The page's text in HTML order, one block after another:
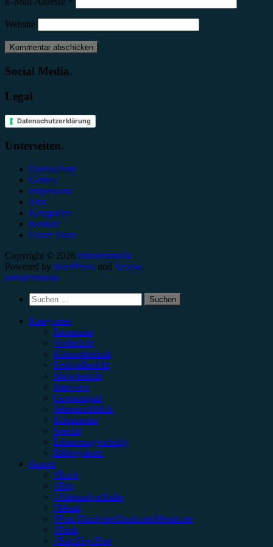
Website
Social Media.
Legal
Datenschutzerklärung
Unterseiten.
Datenschutz
Genres
Impressum
Jobs
Kategorien
Kontakt
Unser Team
Copyright © 2026 minutenmusik..
Powered by WordPress und Arouse.
minutenmusik.
Suchen
nach:
Kategorien
Rezension
Vorbericht
Konzertbericht
Festivalbericht
Showbericht
Interview
Gewinnspiel
Jahresrückblick
Kommentar
Special
Erinnerungswürdig
Bildergalerie
Genres
#Rock
#Pop
#Alternative/Indie
#Metal
#Post-Hardcore/Hardcore/Metalcore
#Punk
#Rap/Hip-Hop